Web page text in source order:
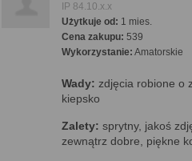
IP 84.10.x.x
Użytkuje od: 1 mies.
Cena zakupu: 539
Wykorzystanie: Amatorskie
Wady: zdjęcia robione o
kiepsko
Zalety: sprytny, jakoś
zewnątrz dobre, piękne